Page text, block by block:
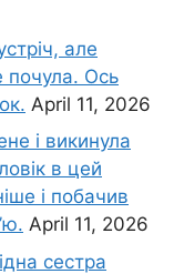
але
почула. Ось
April 11, 2026
і викинула
в цей
і побачив
April 11, 2026
сестра